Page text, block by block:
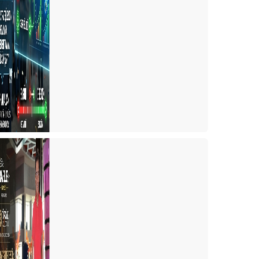
ARANIYOR!
Psikolojik Manipülasyon, Bilgi Kirliliği ve Algı Yönetimi
PROFESYONEL İLE YOLLAR NASIL AYRILIR.
ALTERNATİF PAZARLAR